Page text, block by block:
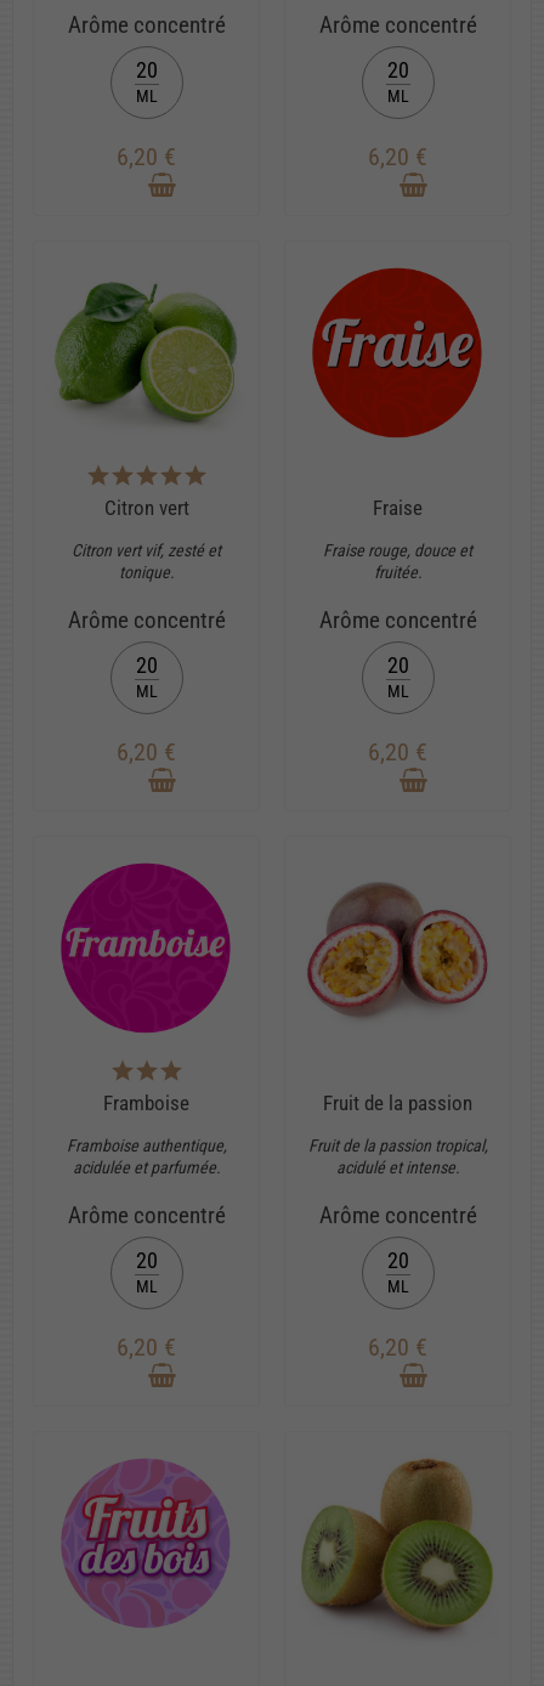
Arôme concentré
20
ML
6,20 €
Arôme concentré
20
ML
6,20 €
Citron vert
Citron vert vif, zesté et
tonique.
Arôme concentré
20
ML
6,20 €
Fraise
Fraise rouge, douce et
fruitée.
Arôme concentré
20
ML
6,20 €
Framboise
Framboise authentique,
acidulée et parfumée.
Arôme concentré
20
ML
6,20 €
Fruit de la passion
Fruit de la passion tropical,
acidulé et intense.
Arôme concentré
20
ML
6,20 €